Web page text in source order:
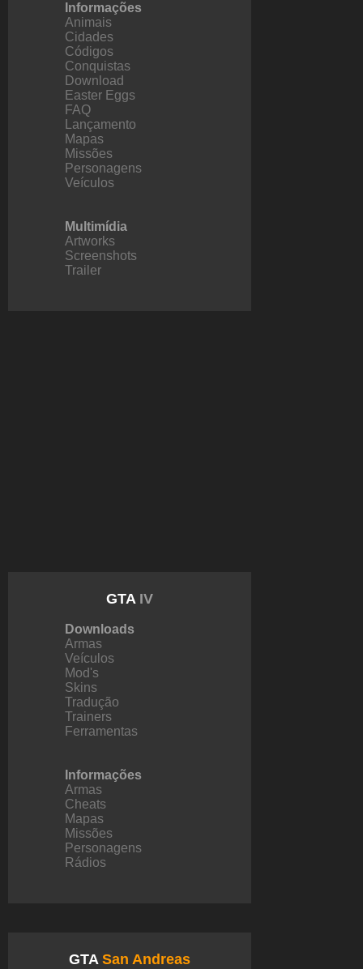
Informações
Animais
Cidades
Códigos
Conquistas
Download
Easter Eggs
FAQ
Lançamento
Mapas
Missões
Personagens
Veículos
Multimídia
Artworks
Screenshots
Trailer
GTA IV
Downloads
Armas
Veículos
Mod's
Skins
Tradução
Trainers
Ferramentas
Informações
Armas
Cheats
Mapas
Missões
Personagens
Rádios
GTA San Andreas